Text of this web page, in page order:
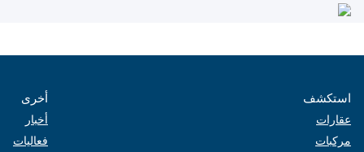
استكشف
عقارات
مركبات
أخرى
أخبار
فعاليات